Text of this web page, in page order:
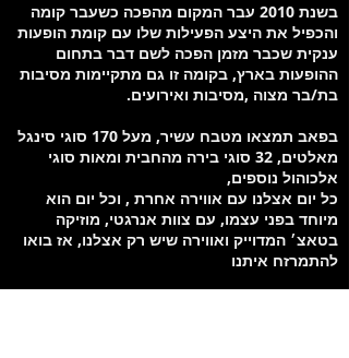
בשנת 2010 עבר המקום מהפכה כשעבר קומה
והכפיל את היצע הפעילות שלו עם קומת הופעות
ענקית שכבר מזמן הפכה לשם דבר בתחום
ההופעות בארץ, בקומה זו גם מתקיימות מסיבות
בת/בר מצוה ,מסיבות ואירועים.
בפאב תמצאו מטבח עשיר, מעל 170 סוגי סינגל
מאלטים, 32 סוגי בירה מהחבית ומאות סוגי
אלכוהול נוספים,
כל יום אצלנו עם אווירה אחרת , וכל יום הוא
מיוחד בפני עצמו, עם צוות אנרגטי, מוזיקה
בטאצ׳ המדוייק ואווירה שיש רק אצלנו, אז בואו
להתמרזח איתנו